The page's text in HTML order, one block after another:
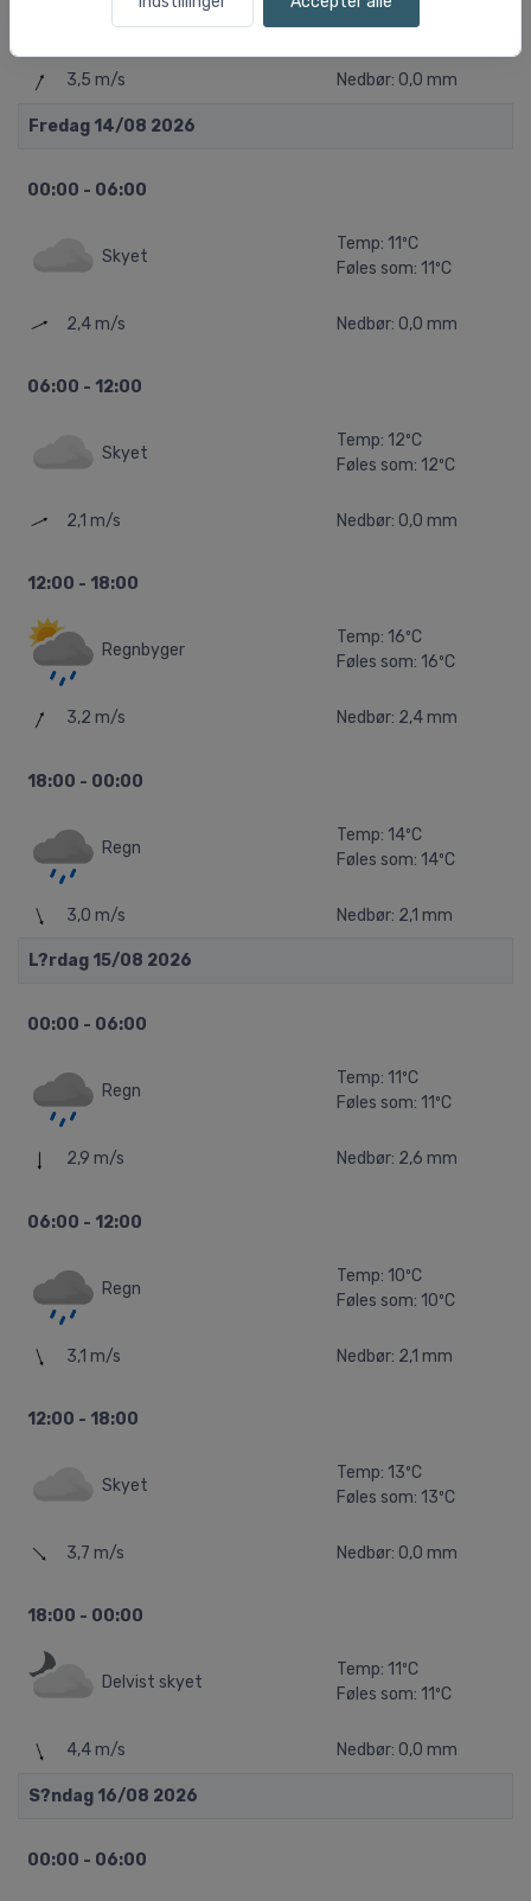
Skyet
Føles som: 16ºC
3,5 m/s Nedbør: 0,0 mm
Fredag 14/08 2026
00:00 - 06:00
Skyet
Temp: 11ºC
Føles som: 11ºC
2,4 m/s Nedbør: 0,0 mm
06:00 - 12:00
Skyet
Temp: 12ºC
Føles som: 12ºC
2,1 m/s Nedbør: 0,0 mm
12:00 - 18:00
Regnbyger
Temp: 16ºC
Føles som: 16ºC
3,2 m/s Nedbør: 2,4 mm
18:00 - 00:00
Regn
Temp: 14ºC
Føles som: 14ºC
3,0 m/s Nedbør: 2,1 mm
L?rdag 15/08 2026
00:00 - 06:00
Regn
Temp: 11ºC
Føles som: 11ºC
2,9 m/s Nedbør: 2,6 mm
06:00 - 12:00
Regn
Temp: 10ºC
Føles som: 10ºC
3,1 m/s Nedbør: 2,1 mm
12:00 - 18:00
Skyet
Temp: 13ºC
Føles som: 13ºC
3,7 m/s Nedbør: 0,0 mm
18:00 - 00:00
Delvist skyet
Temp: 11ºC
Føles som: 11ºC
4,4 m/s Nedbør: 0,0 mm
S?ndag 16/08 2026
00:00 - 06:00